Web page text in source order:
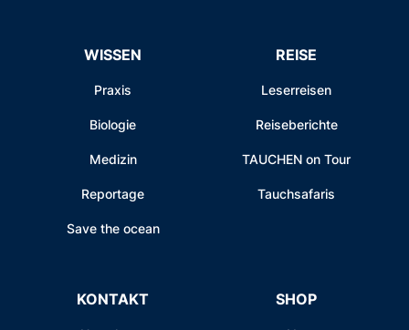
WISSEN
Praxis
Biologie
Medizin
Reportage
Save the ocean
REISE
Leserreisen
Reiseberichte
TAUCHEN on Tour
Tauchsafaris
KONTAKT SHOP